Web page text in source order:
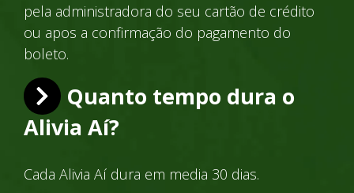
pela administradora do seu cartão de crédito
ou apos a confirmação do pagamento do
boleto.
Quanto tempo dura o
Alivia Aí?
Cada Alivia Aí dura em media 30 dias.